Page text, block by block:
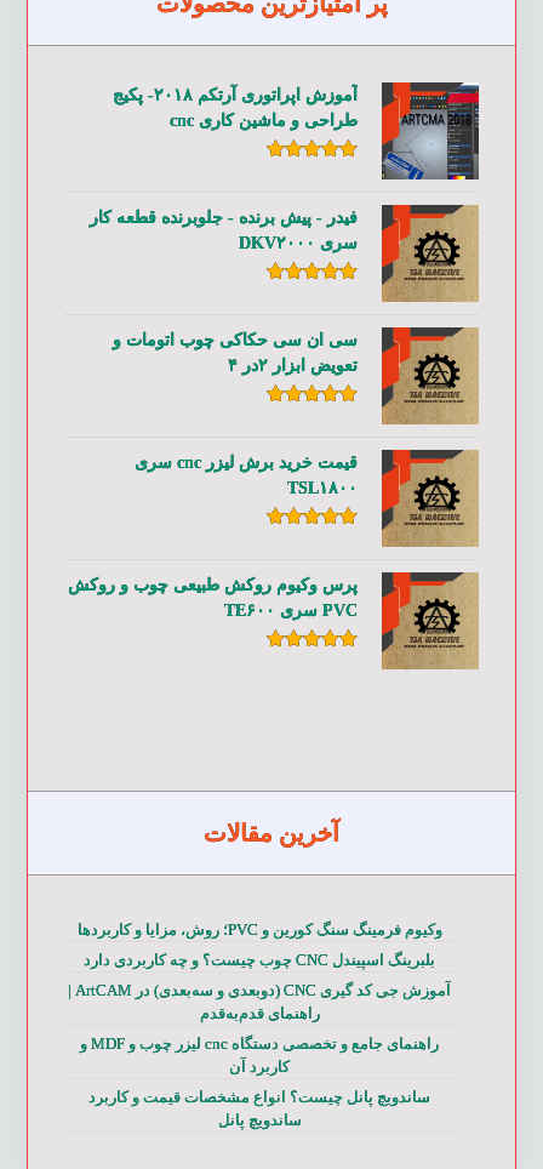
آموزش اپراتوری آرتکم ۲۰۱۸- پکیج
طراحی و ماشین کاری cnc
فیدر - پیش برنده - جلوبرنده قطعه کار
سری DKV۲۰۰۰
سی ان سی حکاکی چوب اتومات و
تعویض ابزار ۲در ۴
قیمت خرید برش لیزر cnc سری
TSL۱۸۰۰
پرس وکیوم روکش طبیعی چوب و روکش
PVC سری TE۶۰۰
آخرین مقالات
وکیوم فرمینگ سنگ کورین و PVC؛ روش، مزایا و کاربردها
بلبرینگ اسپیندل CNC چوب چیست؟ و چه کاربردی دارد
آموزش جی کد گیری CNC (دوبعدی و سه‌بعدی) در ArtCAM |
راهنمای قدم‌به‌قدم
راهنمای جامع و تخصصی دستگاه cnc لیزر چوب و MDF و
کاربرد آن
ساندویچ پانل چیست؟ انواع مشخصات قیمت و کاربرد
ساندویچ پانل